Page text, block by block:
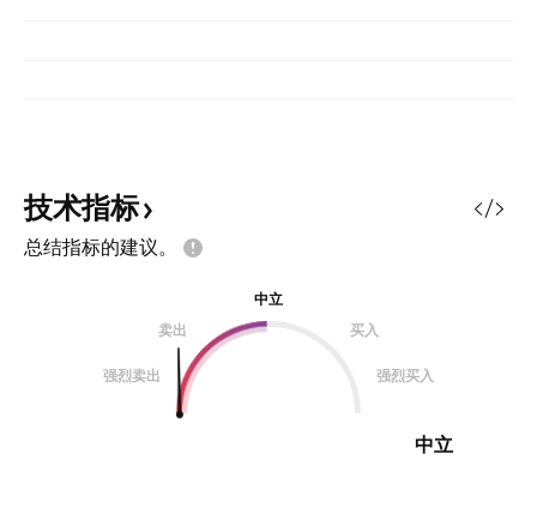
技术指标
总结指标的建议。
中立
卖出
买入
强烈卖出 强烈买入
中立